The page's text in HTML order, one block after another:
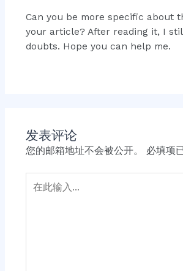
Can you be more specific about
your article? After reading it, I
doubts. Hope you can help me.
发表评论
您的邮箱地址不会被公开。 必填项